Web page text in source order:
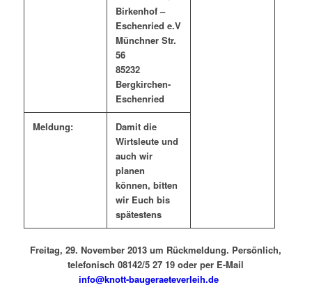
Birkenhof –
Eschenried e.V
Münchner Str.
56
85232
Bergkirchen-
Eschenried
Meldung:
Damit die
Wirtsleute und
auch wir
planen
können, bitten
wir Euch bis
spätestens
Freitag, 29. November 2013um Rückmeldung. Persönlich,
telefonisch08142/5 27 19 oder per E-Mail
info@knott-baugeraeteverleih.de